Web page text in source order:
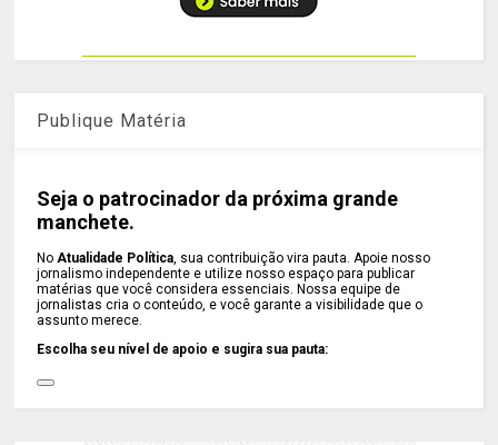
Publique Matéria
Seja o patrocinador da próxima grande
manchete.
NoAtualidade Política, sua contribuição vira pauta. Apoie nosso
jornalismo independente e utilize nosso espaço para publicar
matérias que você considera essenciais. Nossa equipe de
jornalistas cria o conteúdo, e você garante a visibilidade que o
assunto merece.
Escolha seu nível de apoio e sugira sua pauta: